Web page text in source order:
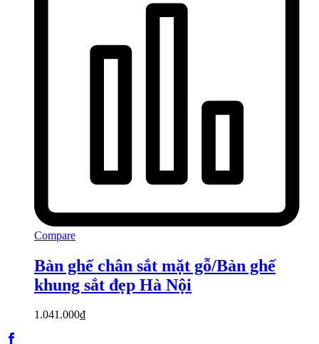
Compare
Bàn ghế chân sắt mặt gỗ/Bàn ghế
khung sắt đẹp Hà Nội
1.041.000₫